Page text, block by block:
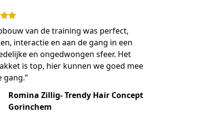
van de training was perfect,
interactie en aan de gang in een
en ongedwongen sfeer. Het
is top, hier kunnen we goed mee
gang.”
Romina Zillig- Trendy Hair Concept
Gorinchem